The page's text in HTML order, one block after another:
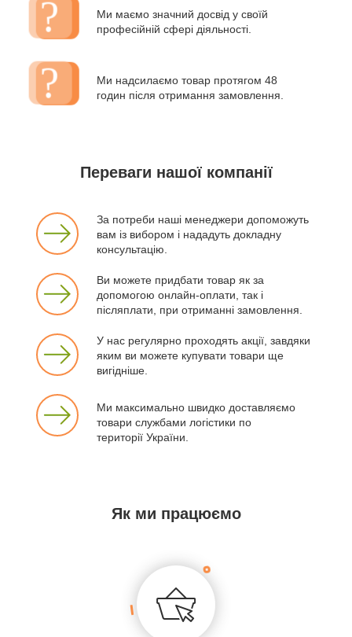
Ми маємо значний досвід у своїй
професійній сфері діяльності.
Ми надсилаємо товар протягом 48
годин після отримання замовлення.
Переваги нашої компанії
За потреби наші менеджери допоможуть
вам із вибором і нададуть докладну
консультацію.
Ви можете придбати товар як за
допомогою онлайн-оплати, так і
післяплати, при отриманні замовлення.
У нас регулярно проходять акції, завдяки
яким ви можете купувати товари ще
вигідніше.
Ми максимально швидко доставляємо
товари службами логістики по
території України.
Як ми працюємо